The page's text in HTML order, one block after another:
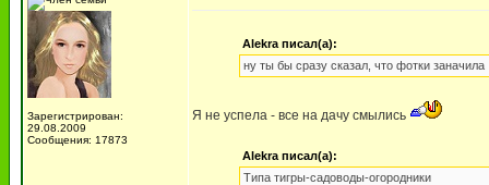
Зарегистрирован:
29.08.2009
Сообщения: 17873
Alekra писал(а):
ну ты бы сразу сказал, что фотки заначила
Я не успела - все на дачу смылись
Alekra писал(а):
Типа тигры-садоводы-огородники